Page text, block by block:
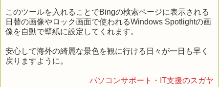
このツールを入れることでBingの検索ページに表示される
日替の画像やロック画面で使われるWindows Spotlightの画
像を自動で壁紙に設定してくれます。
安心して海外の綺麗な景色を観に行ける日々が一日も早く
戻りますように。
パソコンサポート・IT支援のスガヤ